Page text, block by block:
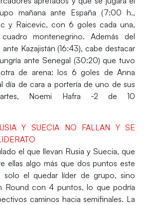
mañana ante España (7:00 h.,
y Raicevic, con 6 goles cada una,
montenegrino. Además del
ante Kazajistán (16:43), cabe destacar
ante Senegal (30:20) que tuvo
de arena: los 6 goles de Anna
día de cara a portería de uno de sus
Noemi Hafra -2 de 10
Y SUECIA NO FALLAN Y SE
el que llevan RusiaySuecia, que
ellas algo más que dos puntos este
solo el quedar líder de grupo, sino
Round con 4 puntos, lo que podría
caminos hacia semifinales. La